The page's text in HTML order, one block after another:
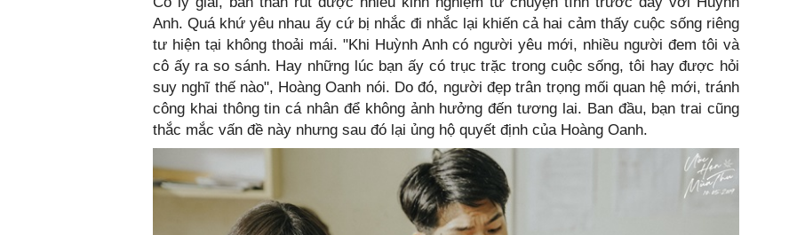
Anh. Quá khứ yêu nhau ấy cứ bị nhắc đi nhắc lại khiến cả hai cảm thấy cuộc sống riêng
tư hiện tại không thoải mái. "Khi Huỳnh Anh có người yêu mới, nhiều người đem tôi và
cô ấy ra so sánh. Hay những lúc bạn ấy có trục trặc trong cuộc sống, tôi hay được hỏi
suy nghĩ thế nào", Hoàng Oanh nói. Do đó, người đẹp trân trọng mối quan hệ mới, tránh
công khai thông tin cá nhân để không ảnh hưởng đến tương lai. Ban đầu, bạn trai cũng
thắc mắc vấn đề này nhưng sau đó lại ủng hộ quyết định của Hoàng Oanh.